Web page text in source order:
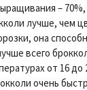
–
лучше, чем
она
всего
от 16 до
очень